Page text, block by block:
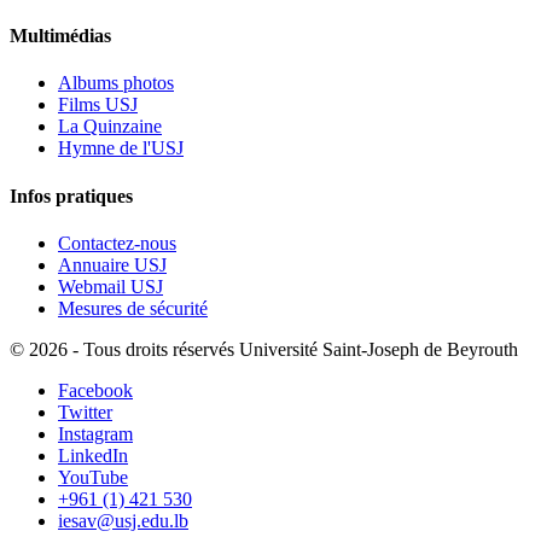
Multimédias
Albums photos
Films USJ
La Quinzaine
Hymne de l'USJ
Infos pratiques
Contactez-nous
Annuaire USJ
Webmail USJ
Mesures de sécurité
© 2026 - Tous droits réservés Université Saint-Joseph de Beyrouth
Facebook
Twitter
Instagram
LinkedIn
YouTube
+961 (1) 421 530
iesav@usj.edu.lb